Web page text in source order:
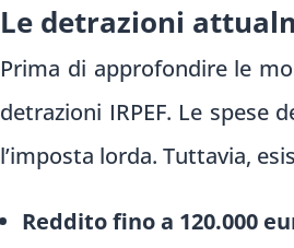
Le detrazioni
Prima di approfondire le
detrazioni IRPEF. Le
l’imposta lorda. Tuttavia,
Reddito fino a 120.000